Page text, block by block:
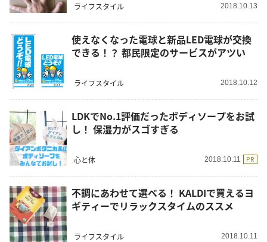
ライフスタイル 2018.10.13
使えなくなった電球と新品LED電球が交換
できる！？ 都民限定のサービスがアツい
ライフスタイル 2018.10.12
LDKでNo.1評価だったボディソープをお試
し！ 保湿力がスゴすぎる
心と体 2018.10.11 PR
不調にあわせて選べる！ KALDIで買えるヨ
ギティーでリラックスタイムのススメ
ライフスタイル 2018.10.11